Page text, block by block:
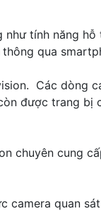
như tính năng
qua
Các dòng
được trang bị
chuyên cung
camera quan